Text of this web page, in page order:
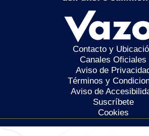
Contacto y
Canales Oficiales
Aviso de
Términos y
Aviso de
Suscríbete
Cookies